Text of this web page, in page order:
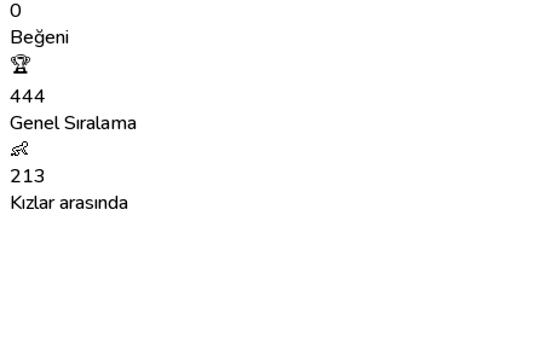
0
Beğeni
🏆
444
Genel Sıralama
👶
213
Kızlar arasında